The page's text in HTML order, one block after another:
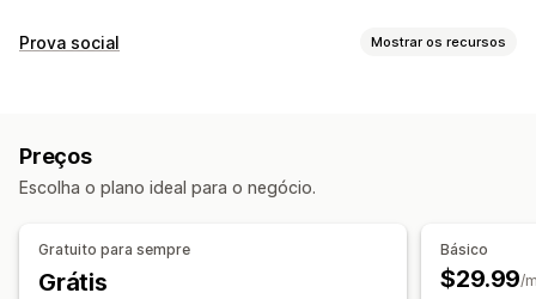
Gestão de vídeos
Compartilhamento em redes sociais
Notificações
Personalização
Edição de vídeo
Importação de vídeo
Prova social Mostrar os recursos
Opções de exibição
Feeds com opção de compra
Layouts automáticos
Preços
Escolha o plano ideal para o negócio.
Gratuito para sempre
Grátis
Básico
$29.99/